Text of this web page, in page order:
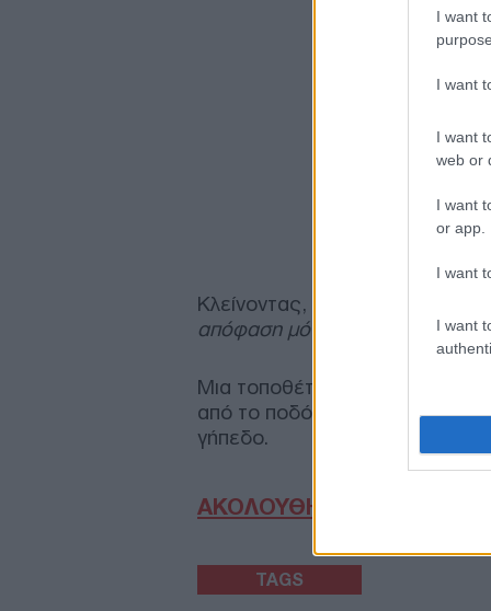
I want
I want
I want
web or
I want
or app.
I want
I want
Κλείνοντας, έστειλε μήνυμα
απόφαση μόνιμη και χωρίς
Μια τοποθέτηση που ξεχώρισε
από το ποδόσφαιρο υπάρχουν
γήπεδο.
ΑΚΟΛΟΥΘΗΣΤΕ ΜΑΣ ΣΤΟ
TAGS